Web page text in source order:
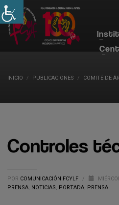
INICIO PUBLICACIONES COMITÉ DE
Controles
POR COMUNICACIÓN FCYLF /
PRENSA, NOTICIAS, PORTADA, PRENSA